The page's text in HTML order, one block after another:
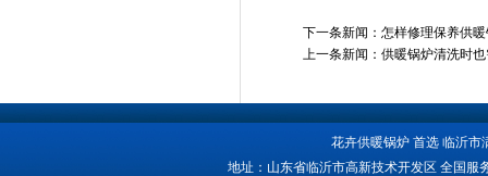
下一条新闻： 怎样修理保养供
上一条新闻： 供暖锅炉清洗时
花卉供暖锅炉 首选 临沂市
地址：山东省临沂市高新技术开发区 全国服